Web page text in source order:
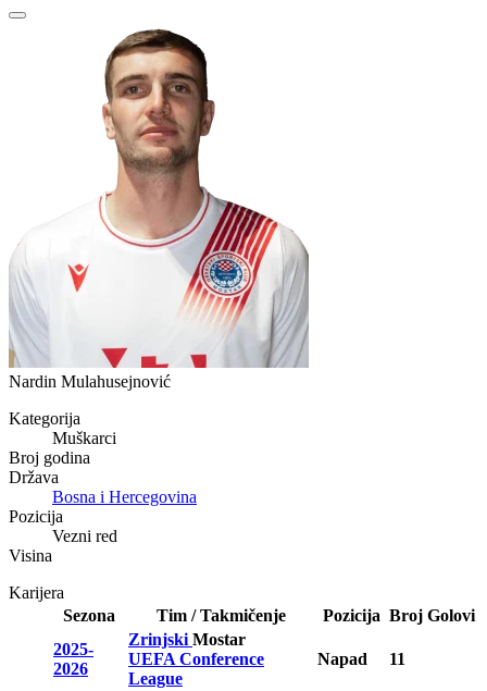
Nardin Mulahusejnović
Kategorija
Muškarci
Broj godina
Država
Bosna i Hercegovina
Pozicija
Vezni red
Visina
Karijera
Sezona
Tim / Takmičenje Pozicija Broj Golovi
2025-
2026
Zrinjski Mostar
UEFA Conference
League
Napad 11